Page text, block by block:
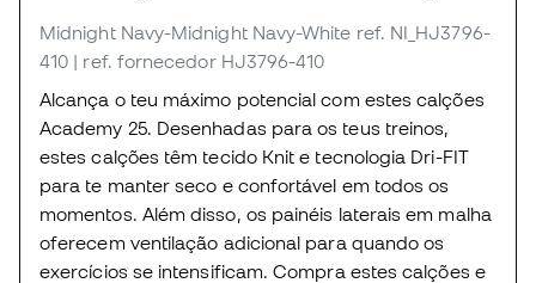
Midnight Navy-Midnight Navy-White ref. NI_HJ3796-
410 | ref. fornecedor HJ3796-410
Alcança o teu máximo potencial com estes calções
Academy 25. Desenhadas para os teus treinos,
estes calções têm tecido Knit e tecnologia Dri-FIT
para te manter seco e confortável em todos os
momentos. Além disso, os painéis laterais em malha
oferecem ventilação adicional para quando os
exercícios se intensificam. Compra estes calções e